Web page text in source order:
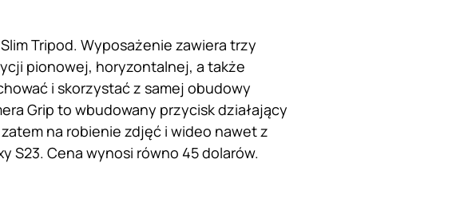
Tripod. Wyposażenie zawiera trzy
pionowej, horyzontalnej, a także
i skorzystać z samej obudowy
Grip to wbudowany przycisk działający
na robienie zdjęć i wideo nawet z
S23. Cena wynosi równo 45 dolarów.